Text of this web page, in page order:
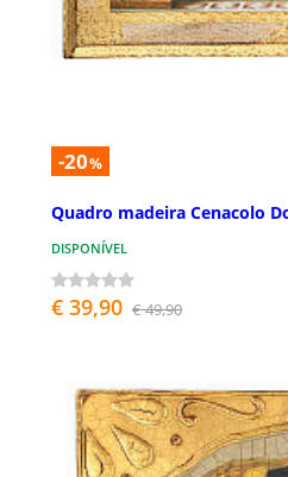
-20%
Quadro madeira Cenacolo
DISPONÍVEL
€ 39,90 € 49,90